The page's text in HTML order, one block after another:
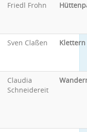
Friedl Frohn
Sven Claßen Klettern
Claudia
Schneidereit